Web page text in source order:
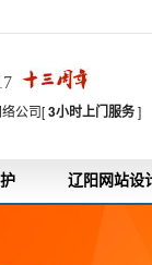
公司[3小时上门服务]
辽阳网站设